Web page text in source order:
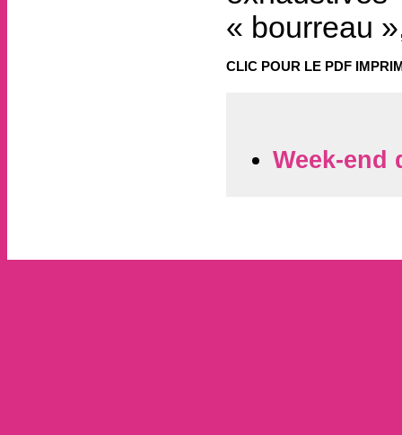
« bourreau
CLIC POUR LE PDF
Week-end